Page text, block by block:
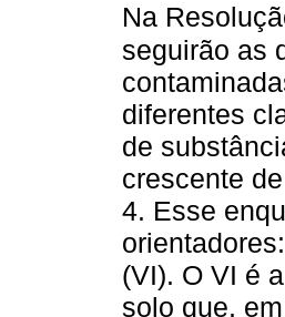
Na
seguirão as
diferentes
de
crescente
4. Esse
(VI). O VI é
solo que,